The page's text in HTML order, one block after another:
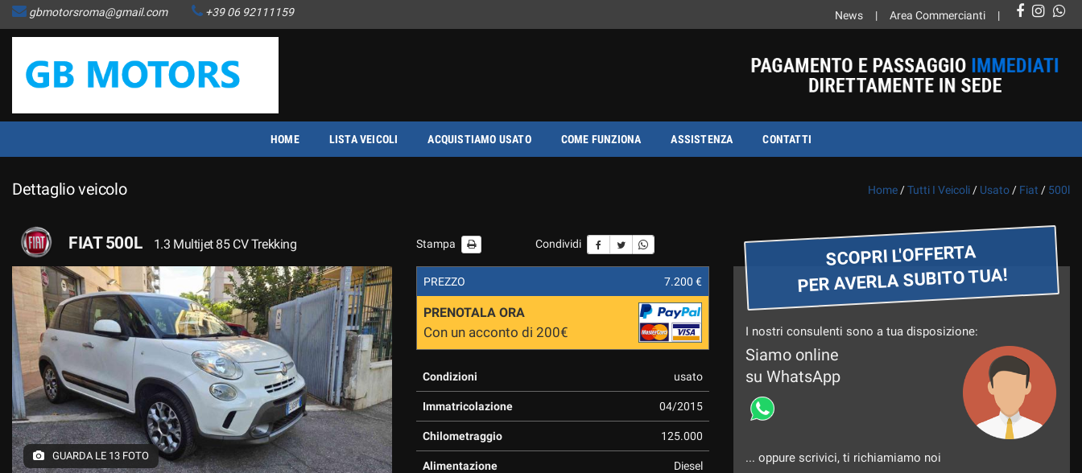
HOME
LISTA VEICOLI
ACQUISTIAMO USATO
CONTATTI
NEWS
AREA COMMERCIANTI
gbmotorsroma@gmail.com +39 06 92111159 News Area Commercianti
HOME LISTA VEICOLI ACQUISTIAMO USATO COME FUNZIONA ASSISTENZA CONTATTI
Dettaglio veicolo Home /Tutti I Veicoli / Usato / Fiat / 500l
FIAT 500L 1.3 Multijet 85 CV Trekking Stampa Condividi
GUARDA LE 13 FOTO
PREZZO 7.200 €
PRENOTALA ORA
Con un acconto di 200€
Condizioni usato
Immatricolazione 04/2015
Chilometraggio 125.000
Alimentazione Diesel
SCOPRI L'OFFERTA
PER AVERLA SUBITO TUA!
I nostri consulenti sono a tua disposizione:
Siamo online
su WhatsApp
... oppure scrivici, ti richiamiamo noi